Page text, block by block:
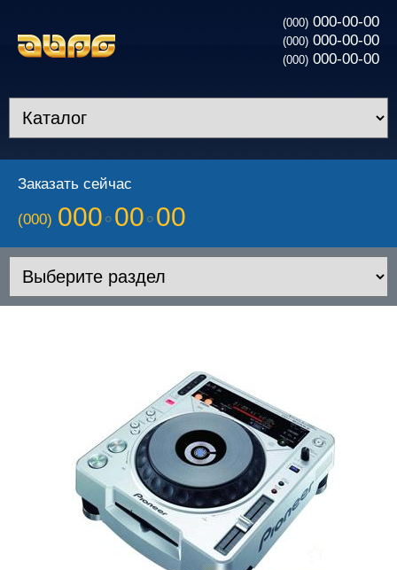
(000) 000-00-00
(000) 000-00-00
(000) 000-00-00
Заказать сейчас
(000) 000 00 00